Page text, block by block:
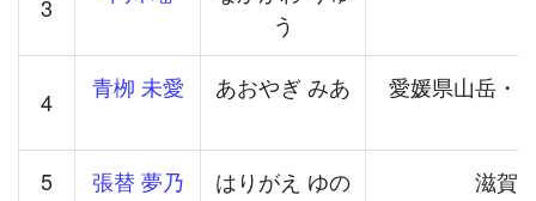
3
う
4 青栁 未愛 あおやぎ みあ
愛媛県山岳・
5
張替 夢乃 はりがえ ゆの 滋賀